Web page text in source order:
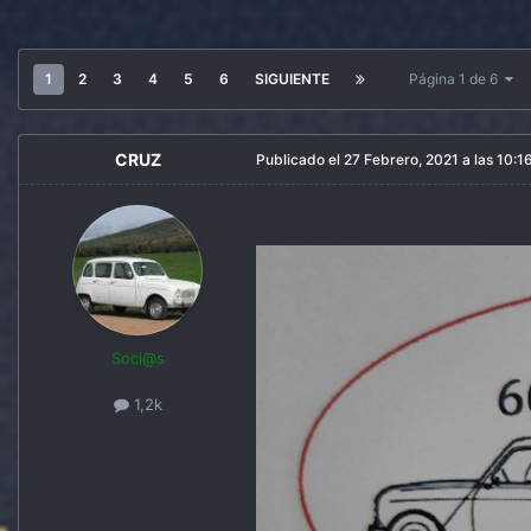
1 2 3 4 5 6 SIGUIENTE Página 1 de 6
CRUZ
Soci@s
1,2k
Publicado el 27 Febrero, 2021 a las